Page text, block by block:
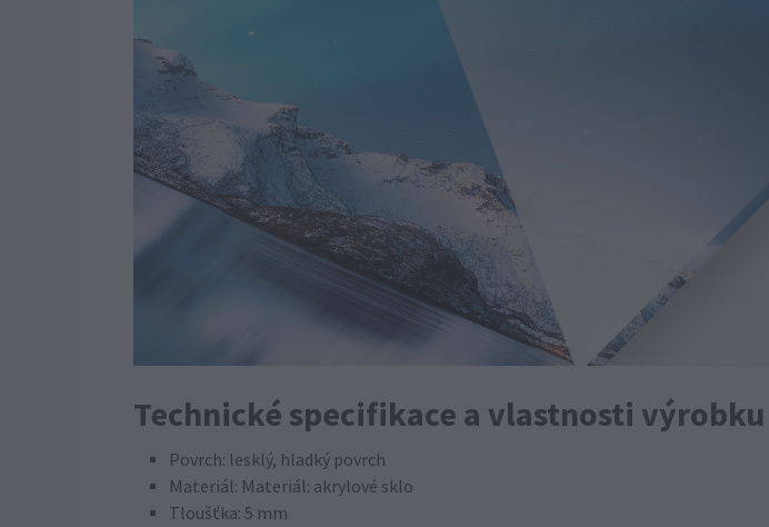
Technické specifikace a vlastnosti výrobku
Povrch: lesklý, hladký povrch
Materiál: Materiál: akrylové sklo
Tloušťka: 5 mm